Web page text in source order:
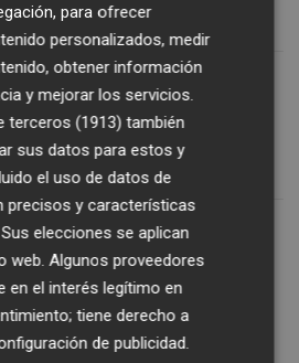
SELECCIÓN ESPAÑOLA
ESTADIO MARTÍNEZ VALERO
para ofrecer
personalizados, medir
obtener información
y mejorar los servicios.
terceros (1913) también
sus datos para estos y
el uso de datos de
precisos y características
elecciones se aplican
web. Algunos proveedores
en el interés legítimo en
tiene derecho a
de publicidad